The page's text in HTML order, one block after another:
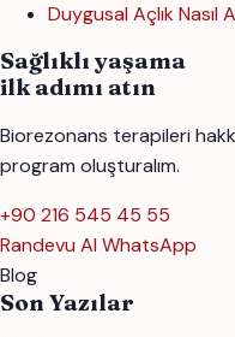
Duygusal Açlık Nasıl
Sağlıklı yaşama
ilk adımı atın
Biorezonans terapileri
program oluşturalım.
+90 216 545 45 55
Randevu Al WhatsApp
Blog
Son Yazılar